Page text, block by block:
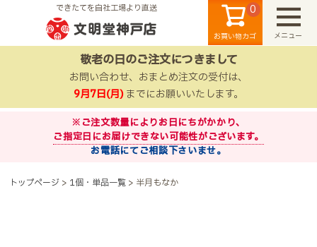
できたてを自社工場より直送
お買い物カゴ
0
メニュー
敬老の日のご注文につきまして
お問い合わせ、おまとめ注文の受付は、
9月7日(月)までにお願いいたします。
※ご注文数量によりお日にちがかかり、
ご指定日にお届けできない可能性がございます。
お電話にてご相談下さいませ。
トップページ 1個・単品一覧 半月もなか